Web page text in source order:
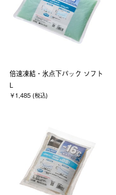
倍速凍結・氷点下パック ソフト
L
￥1,485 (税込)